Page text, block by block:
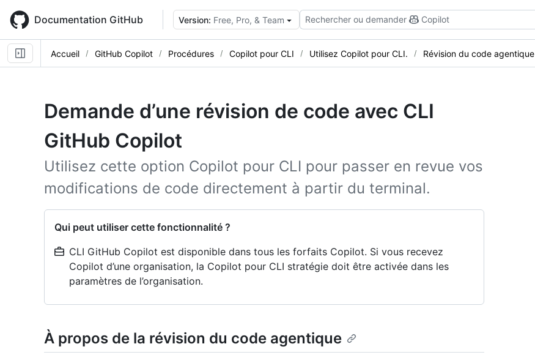
main
content
Documentation GitHub Version: Free, Pro, & Team Rechercher ou demander Copilot
Accueil GitHub Copilot Procédures Copilot pour CLI Utilisez Copilot pour CLI. Révision du code agentique
Demande d’une révision de code avec CLI
GitHub Copilot
Utilisez cette option Copilot pour CLI pour passer en revue vos
modifications de code directement à partir du terminal.
Qui peut utiliser cette fonctionnalité ?
CLI GitHub Copilot est disponible dans tous les forfaits Copilot. Si vous recevez
Copilot d’une organisation, la Copilot pour CLI stratégie doit être activée dans les
paramètres de l’organisation.
À propos de la révision du code agentique